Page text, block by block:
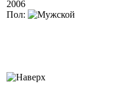
2006
Пол: